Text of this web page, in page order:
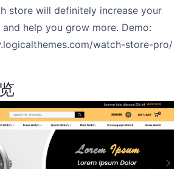
store will definitely increase your
and help you grow more. Demo:
watch-store-pro/